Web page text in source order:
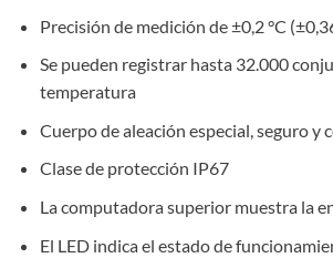
Precisión de medición de ±0,2 °C
Se pueden registrar hasta 32.000
temperatura
Cuerpo de aleación especial, seguro y
Clase de protección IP67
La computadora superior muestra la
El LED indica el estado de